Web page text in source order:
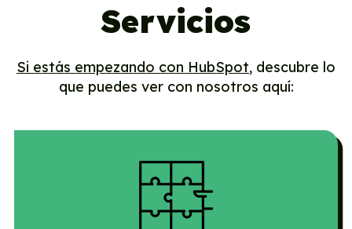
Servicios
Si estás empezando con HubSpot, descubre lo
que puedes ver con nosotros aquí: